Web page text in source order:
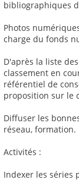
bibliographiques
Photos
charge du fonds
D'après la liste
classement en
référentiel de
proposition sur le
Diffuser les
réseau, formation.
Activités :
Indexer les séries